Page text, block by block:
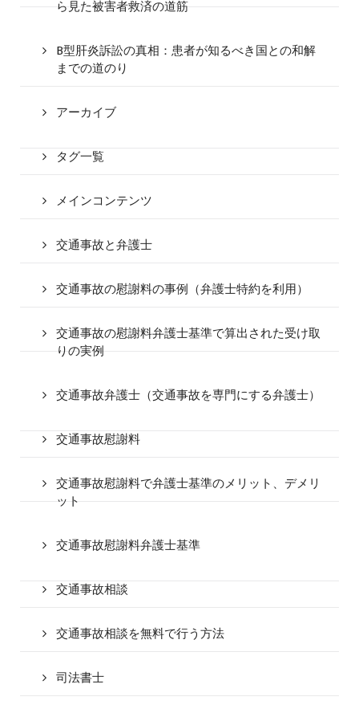
ら見た被害者救済の道筋
B型肝炎訴訟の真相：患者が知るべき国との和解
までの道のり
アーカイブ
タグ一覧
メインコンテンツ
交通事故と弁護士
交通事故の慰謝料の事例（弁護士特約を利用）
交通事故の慰謝料弁護士基準で算出された受け取
りの実例
交通事故弁護士（交通事故を専門にする弁護士）
交通事故慰謝料
交通事故慰謝料で弁護士基準のメリット、デメリ
ット
交通事故慰謝料弁護士基準
交通事故相談
交通事故相談を無料で行う方法
司法書士